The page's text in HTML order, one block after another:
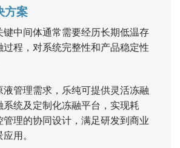
方案
中间体通常需要经历长期低温存
程，对系统完整性和产品稳定性
液管理需求，乐纯可提供灵活冻融
系统及定制化冻融平台，实现耗
理的协同设计，满足研发到商业
用。